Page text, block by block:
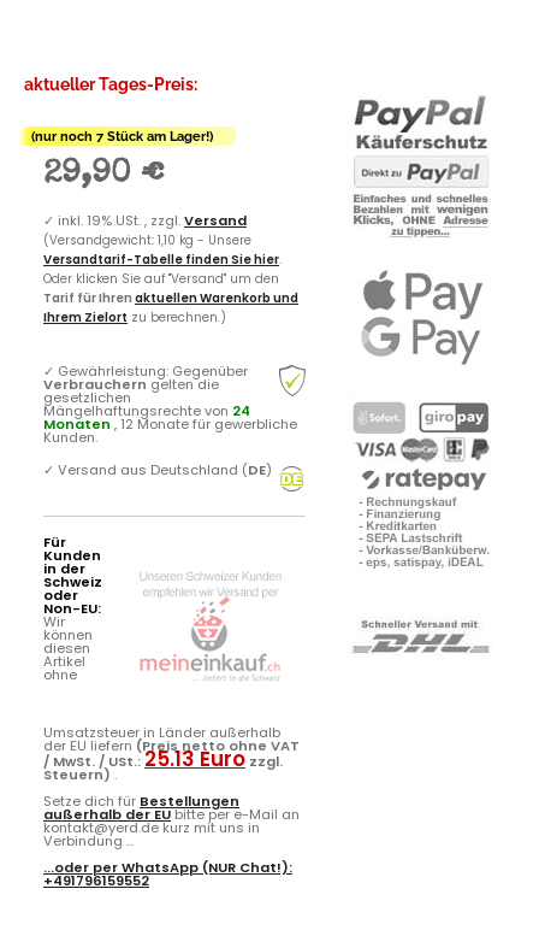
aktueller Tages-Preis:
(nur noch 7 Stück am Lager!)
29,90 €
✓ inkl. 19% USt. , zzgl.Versand
(Versandgewicht: 1,10 kg - Unsere
Versandtarif-Tabelle finden Sie hier.
Oder klicken Sie auf "Versand" um den
Tarif für Ihren aktuellen Warenkorb und
Ihrem Zielort zu berechnen.)
✓ Gewährleistung: Gegenüber
Verbrauchern gelten die
gesetzlichen
Mängelhaftungsrechte von 24
Monaten , 12 Monate für gewerbliche
Kunden.
✓ Versand aus Deutschland (DE)
Für
Kunden
in der
Schweiz
oder
Non-EU:
Wir
können
diesen
Artikel
ohne
Umsatzsteuer in Länder außerhalb
der EU liefern (Preis netto ohne VAT
/ MwSt. / USt.:25.13 Euro zzgl.
Steuern) .
Setze dich für Bestellungen
außerhalb der EUbitte per e-Mail an
kontakt@yerd.de kurz mit uns in
Verbindung ...
...oder perWhatsApp (NUR Chat!):
+491796159552